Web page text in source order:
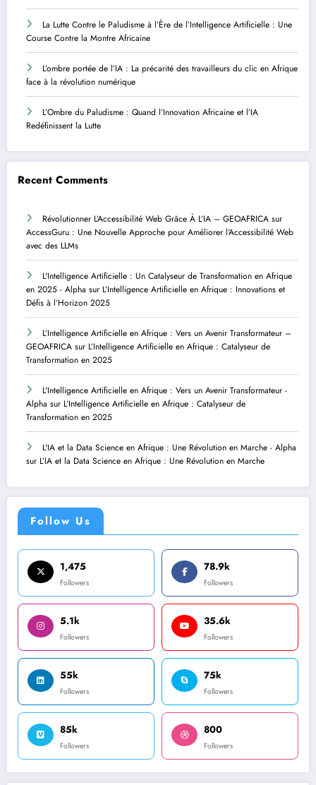
La Lutte Contre le Paludisme à l’Ère de l’Intelligence Artificielle : Une
Course Contre la Montre Africaine
L’ombre portée de l’IA : La précarité des travailleurs du clic en Afrique
face à la révolution numérique
L’Ombre du Paludisme : Quand l’Innovation Africaine et l’IA
Redéfinissent la Lutte
Recent Comments
Révolutionner L’Accessibilité Web Grâce À L’IA – GEOAFRICA sur
AccessGuru : Une Nouvelle Approche pour Améliorer l’Accessibilité Web
avec des LLMs
L'Intelligence Artificielle : Un Catalyseur de Transformation en Afrique
en 2025 - Alpha sur L’Intelligence Artificielle en Afrique : Innovations et
Défis à l’Horizon 2025
L’Intelligence Artificielle en Afrique : Vers un Avenir Transformateur –
GEOAFRICA sur L’Intelligence Artificielle en Afrique : Catalyseur de
Transformation en 2025
L'Intelligence Artificielle en Afrique : Vers un Avenir Transformateur -
Alpha sur L’Intelligence Artificielle en Afrique : Catalyseur de
Transformation en 2025
L'IA et la Data Science en Afrique : Une Révolution en Marche - Alpha
sur L’IA et la Data Science en Afrique : Une Révolution en Marche
Follow Us
1,475
Followers
78.9k
Followers
5.1k
Followers
35.6k
Followers
55k
Followers
75k
Followers
85k
Followers
800
Followers